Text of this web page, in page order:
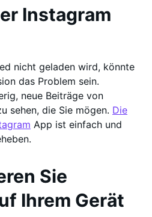
Instagram
nicht geladen wird, könnte
das Problem sein.
neue Beiträge von
sehen, die Sie mögen. Die
App ist einfach und
Sie
Ihrem Gerät